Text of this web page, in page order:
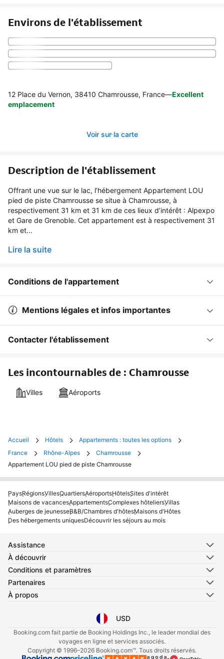
Environs de l'établissement
12 Place du Vernon, 38410 Chamrousse, France—Excellent
emplacement
Voir sur la carte
Description de l'établissement
Offrant une vue sur le lac, l’hébergement Appartement LOU
pied de piste Chamrousse se situe à Chamrousse, à
respectivement 31 km et 31 km de ces lieux d’intérêt : Alpexpo
et Gare de Grenoble. Cet appartement est à respectivement 31
km et...
Lire la suite
Conditions de l'appartement
Mentions légales et infos importantes
Contacter l'établissement
Les incontournables de : Chamrousse
Villes Aéroports
Accueil Hôtels
Appartements : toutes les options
France
Rhône-Alpes
Chamrousse
Appartement LOU pied de piste Chamrousse
PaysRégionsVillesQuartiersAéroportsHôtelsSites d'intérêt
Maisons de vacancesAppartementsComplexes hôteliersVillas
Auberges de jeunesseB&B/Chambres d'hôtesMaisons d'Hôtes
Des hébergements uniquesDécouvrir les séjours au mois
Assistance
À découvrir
Conditions et paramètres
Partenaires
À propos
Sélectionnez votre langue
USD
Sélectionnez votre devise
Booking.com fait partie de Booking Holdings Inc., le leader mondial des
voyages en ligne et services associés.
Copyright © 1996–2026 Booking.com™. Tous droits réservés.